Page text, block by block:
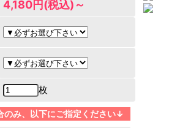
4,180円(税込)～
枚
のみ、以下にご指定ください↓